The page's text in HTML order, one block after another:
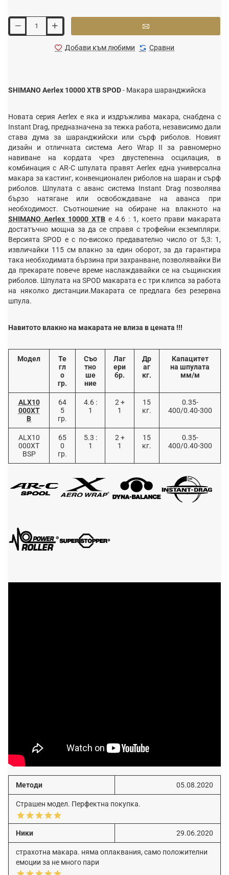
Добави към любими Сравни
SHIMANO Aerlex 10000 XTB SPOD- Макара шаранджийска
Новата серия Aerlex е яка и издръжлива макара, снабдена с
Instant Drag, предназначена за тежка работа, независимо дали
става дума за шаранджийски или сърф риболов. Новият
дизайн и отличната система Aero Wrap II за равномерно
навиване на кордата чрез двустепенна осцилация, в
комбинация с AR-C шпулата правят Aerlex една универсална
макара за кастинг, конвенционален риболов на шаран и сърф
риболов. Шпулата с аванс система Instant Drag позволява
бързо натягане или освобождаване на аванса при
необходимост. Съотношение на обиране на влакното на
SHIMANO Aerlex 10000 XTB е 4.6 : 1, което прави макарата
достатъчно мощна за да се справя с трофейни екземпляри.
Версията SPOD е с по-високо предавателно число от 5,3: 1,
извличайки 115 см влакно за един оборот, за да гарантира
така необходимата бързина при захранване, позволявайки Ви
да прекарате повече време наслаждавайки се на същинския
риболов. Шпулата на SPOD макарата е с три клипса за работа
на няколко дистанции.Макарата се предлага без резервна
шпула.
Навитото влакно на макарата не влиза в цената !!!
Модел
Те
гл
о
гр.
Съо
тно
ше
ние
Лаг
ери
бр.
Др
аг
кг.
Капацитет
на шпулата
мм/м
ALX10
000XT
B
64
5
гр.
4.6 :
1
2 +
1
15
кг.
0.35-
400/0.40-300
ALX10
000XT
BSP
65
0
гр.
5.3 :
1
2 +
1
15
кг.
0.35-
400/0.40-300
Методи 05.08.2020
Страшен модел. Перфектна покупка.
Ники 29.06.2020
страхотна макара. няма оплаквания, само положителни
емоции за не много пари